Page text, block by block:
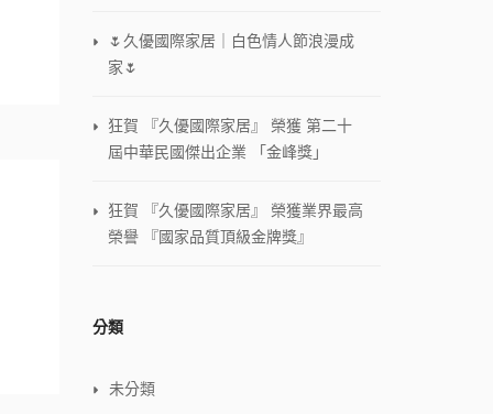
🌷久優國際家居｜白色情人節浪漫成
家🌷
狂賀 『久優國際家居』 榮獲 第二十
屆中華民國傑出企業 「金峰獎」
狂賀 『久優國際家居』 榮獲業界最高
榮譽 『國家品質頂級金牌獎』
分類
未分類